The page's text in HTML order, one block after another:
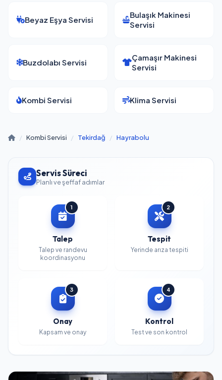
Beyaz Eşya Servisi
Bulaşık Makinesi
Servisi
Buzdolabı Servisi
Çamaşır Makinesi
Servisi
Kombi Servisi Klima Servisi
/ Kombi Servisi / Tekirdağ / Hayrabolu
Servis Süreci
Planlı ve şeffaf adımlar
1
Talep
Talep ve randevu
koordinasyonu
2
Tespit
Yerinde arıza tespiti
3
Onay
Kapsam ve onay
4
Kontrol
Test ve son kontrol